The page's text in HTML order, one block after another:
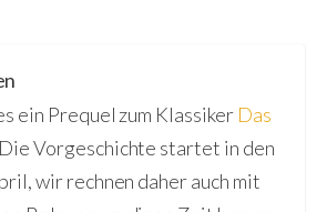
ein Prequel zum Klassiker Das
Vorgeschichte startet in den
wir rechnen daher auch mit